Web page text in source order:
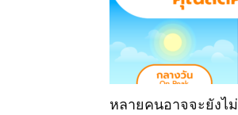
หลายคนอาจจะยังไม่